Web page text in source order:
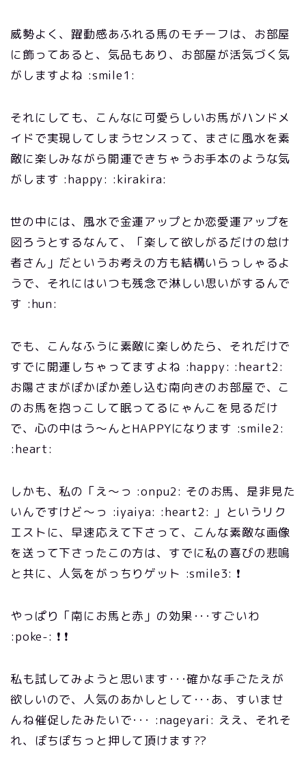
威勢よく、躍動感あふれる馬のモチーフは、お部屋
に飾ってあると、気品もあり、お部屋が活気づく気
がしますよね :smile1:
それにしても、こんなに可愛らしいお馬がハンドメ
イドで実現してしまうセンスって、まさに風水を素
敵に楽しみながら開運できちゃうお手本のような気
がします :happy: :kirakira:
世の中には、風水で金運アップとか恋愛運アップを
図ろうとするなんて、「楽して欲しがるだけの怠け
者さん」だというお考えの方も結構いらっしゃるよ
うで、それにはいつも残念で淋しい思いがするんで
す :hun:
でも、こんなふうに素敵に楽しめたら、それだけで
すでに開運しちゃってますよね :happy: :heart2:
お陽さまがぽかぽか差し込む南向きのお部屋で、こ
のお馬を抱っこして眠ってるにゃんこを見るだけ
で、心の中はう～んとHAPPYになります :smile2:
:heart:
しかも、私の「え～っ :onpu2: そのお馬、是非見た
いんですけど～っ :iyaiya: :heart2: 」というリク
エストに、早速応えて下さって、こんな素敵な画像
を送って下さったこの方は、すでに私の喜びの悲鳴
と共に、人気をがっちりゲット :smile3: ❗
やっぱり「南にお馬と赤」の効果･･･すごいわ
:poke-: ❗ ❗
私も試してみようと思います･･･確かな手ごたえが
欲しいので、人気のあかしとして･･･あ、すいませ
んね催促したみたいで･･･ :nageyari: ええ、それそ
れ、ぽちぽちっと押して頂けます??